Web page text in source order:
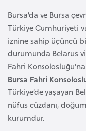
Bursa’da ve Bursa
Türkiye Cumhuriyeti
iznine sahip üçüncü
durumunda Belarus
Fahri
Bursa Fahri
Türkiye’de yaşayan
nüfus cüzdanı,
kurumdur.
a
n
B
a
h
r
e
y